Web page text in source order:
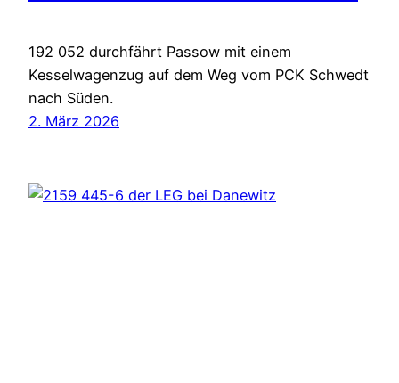
192 052 durchfährt Passow mit einem
Kesselwagenzug auf dem Weg vom PCK Schwedt
nach Süden.
2. März 2026